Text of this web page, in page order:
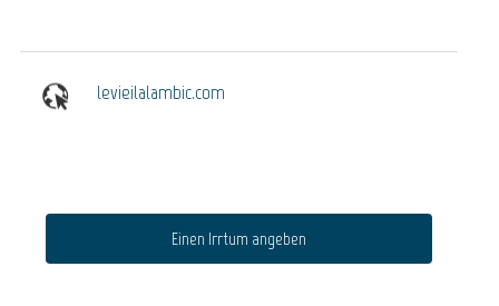
levieilalambic.com
Einen Irrtum angeben